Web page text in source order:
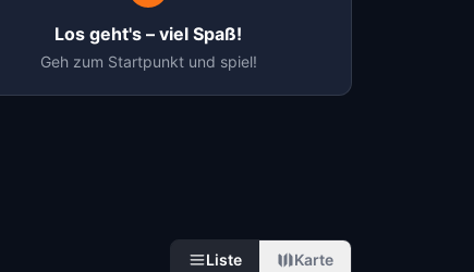
Los geht's – viel Spaß!
Geh zum Startpunkt und spiel!
Liste Karte